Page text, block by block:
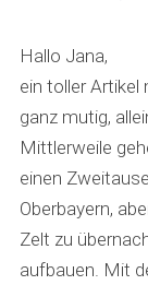
s
:
Hallo Jana,
ein toller Artikel
ganz mutig,
Mittlerweile
einen
Oberbayern,
Zelt zu
aufbauen. Mit